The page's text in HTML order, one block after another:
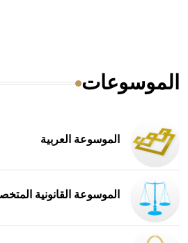
الموسوعات
الموسوعة العربية
الموسوعة القانونية